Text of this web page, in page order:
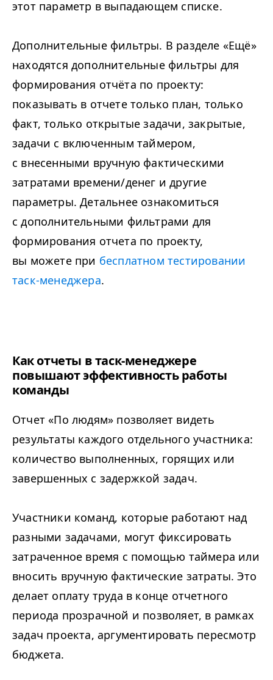
этот параметр в выпадающем списке.
Дополнительные фильтры. В разделе «Ещё»
находятся дополнительные фильтры для
формирования отчёта по проекту:
показывать в отчете только план, только
факт, только открытые задачи, закрытые,
задачи с включенным таймером,
с внесенными вручную фактическими
затратами времени/денег и другие
параметры. Детальнее ознакомиться
с дополнительными фильтрами для
формирования отчета по проекту,
вы можете при бесплатном тестировании
таск-менеджера.
Как отчеты в таск-менеджере
повышают эффективность работы
команды
Отчет «По людям» позволяет видеть
результаты каждого отдельного участника:
количество выполненных, горящих или
завершенных с задержкой задач.
Участники команд, которые работают над
разными задачами, могут фиксировать
затраченное время с помощью таймера или
вносить вручную фактические затраты. Это
делает оплату труда в конце отчетного
периода прозрачной и позволяет, в рамках
задач проекта, аргументировать пересмотр
бюджета.